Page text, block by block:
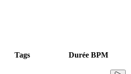
Tags Durée BPM